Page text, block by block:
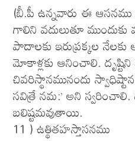
(బీ.పీ ఉన్నవారు ఈ
గాలిని వదులుతూ
పాదాలకు ఇరుప్రక్కల నేలకు
మోకాళ్లకు ఆనించాలి. దృష్టిని
చివరిస్థానమునందు
సవిత్రే నమ:’ అని స్వరించాలి.
బలిష్టమవుతాయి.
11 ) ఉత్థితహస్తాసనము